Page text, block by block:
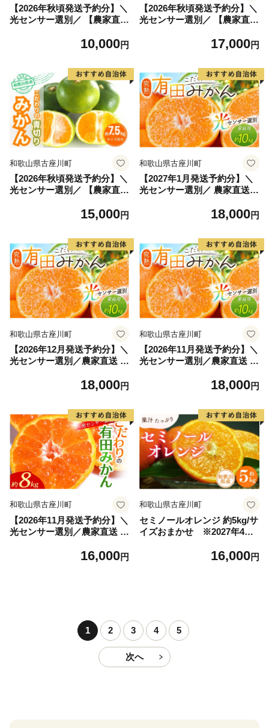
【2026年秋頃発送予約分】＼
光センサー選別／ 【農家直
家庭用 ゆら早生みかん 約5
順次発送予定（お届け日指定
不可）【nuk109F】
10,000円
【2026年秋頃発送予約分】＼
光センサー選別／ 【農家直
（お届け日指定不可） みかん
柑橘類【nuk108F】
17,000円
和歌山県古座川町
【2026年秋頃発送予約分】＼
光センサー選別／ 【農家直
りみかん 約7.5kg 有機質肥料
届け日指定不可） みかん 柑
橘類【nuk107F】
15,000円
和歌山県古座川町
【2027年1月発送予約分】＼
光センサー選別／ 農家直送
約10kg＋150g(傷み補償分)
かん ミカン 蜜柑 柑橘 果物
フルーツ 甘い 温州みかん 先
行予約 【nuk101-01A】
18,000円
和歌山県古座川町
【2026年12月発送予約分】＼
光センサー選別／農家直送 こ
0kg＋150g(傷み補償分) 【ご
ん ミカン 蜜柑 柑橘 果物 フ
ルーツ 甘い 温州みかん 先行
予約【nuk101-12C】
18,000円
和歌山県古座川町
【2026年11月発送予約分】＼
光センサー選別／農家直送 こ
0kg＋150g(傷み補償分) 【ご
ん ミカン 蜜柑 柑橘 果物 フ
ルーツ 甘い 温州みかん 先行
予約 【nuk101-11C】
18,000円
和歌山県古座川町
【2026年11月発送予約分】＼
光センサー選別／農家直送 こ
kg＋150g(傷み補償分) 【ご家
16,000円
和歌山県古座川町
セミノールオレンジ 約5kg/サ
イズおまかせ ※2027年4月
次発送予定(お届け日指定不
16,000円
1 2 3 4 5
次へ